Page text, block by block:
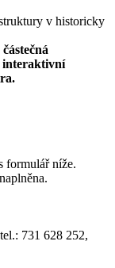
v historicky
částečná
interaktivní
formulář níže.
731 628 252,